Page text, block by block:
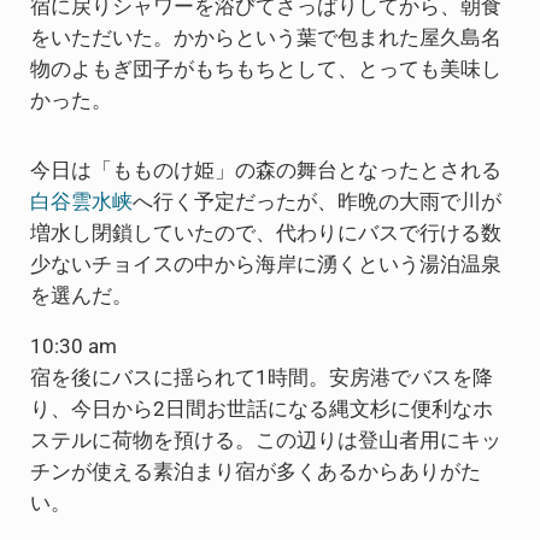
宿に戻りシャワーを浴びてさっぱりしてから、朝食
をいただいた。かからという葉で包まれた屋久島名
物のよもぎ団子がもちもちとして、とっても美味し
かった。
今日は「もものけ姫」の森の舞台となったとされる
白谷雲水峡へ行く予定だったが、昨晩の大雨で川が
増水し閉鎖していたので、代わりにバスで行ける数
少ないチョイスの中から海岸に湧くという湯泊温泉
を選んだ。
10:30 am
宿を後にバスに揺られて1時間。安房港でバスを降
り、今日から2日間お世話になる縄文杉に便利なホ
ステルに荷物を預ける。この辺りは登山者用にキッ
チンが使える素泊まり宿が多くあるからありがた
い。